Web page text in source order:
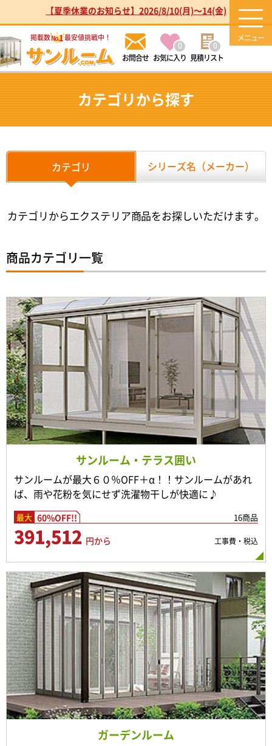
【夏季休業のお知らせ】2026/8/10(月)～14(金)
掲載数No.1最安値挑戦中！
お気に入り
0
見積リスト
0
カテゴリから探す
カテゴリ シリーズ名（メーカー）
カテゴリからエクステリア商品をお探しいただけます。
商品カテゴリ一覧
サンルーム・テラス囲い
サンルームが最大６０％OFF＋α！！サンルームがあれ
ば、雨や花粉を気にせず洗濯物干しが快適に♪
最大 60%OFF!! 16商品
391,512 円から 工事費・税込
ガーデンルーム